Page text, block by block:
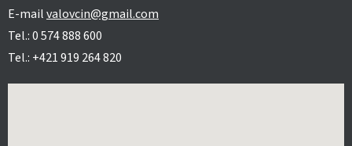
E-mailvalovcin@gmail.com
Tel.: 0 574 888 600
Tel.: +421 919 264 820